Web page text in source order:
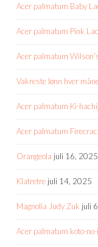
Acer palmatum Baby
Acer palmatum Pink
Acer palmatum
Vakreste lønn hver
Acer palmatum Ki-
Acer palmatum
Orangeola juli 16, 2025
Klatretre juli 14, 2025
Magnolia Judy Zuk juli
Acer palmatum koto-